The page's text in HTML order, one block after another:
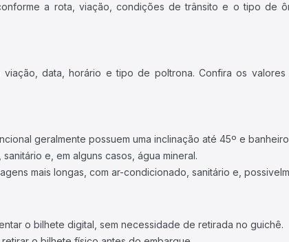
a rota, viação, condições de trânsito e o tipo de
data, horário e tipo de poltrona. Confira os
geralmente possuem uma inclinação até 45º e
e, em alguns casos, água mineral.
mais longas, com ar-condicionado, sanitário e,
o bilhete digital, sem necessidade de retirada no guichê.